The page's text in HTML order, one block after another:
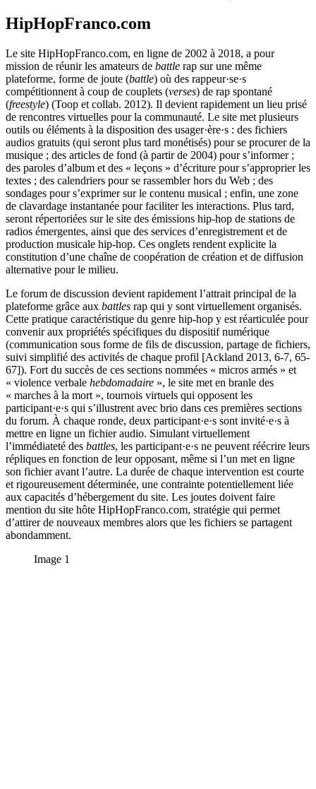
HipHopFranco.com
Le site HipHopFranco.com, en ligne de 2002 à 2018, a pour
mission de réunir les amateurs de battle rap sur une même
plateforme, forme de joute (battle) où des rappeur·se·s
compétitionnent à coup de couplets (verses) de rap spontané
(freestyle) (Toop et collab. 2012). Il devient rapidement un lieu prisé
de rencontres virtuelles pour la communauté. Le site met plusieurs
outils ou éléments à la disposition des usager·ère·s : des fichiers
audios gratuits (qui seront plus tard monétisés) pour se procurer de la
musique ; des articles de fond (à partir de 2004) pour s’informer ;
des paroles d’album et des « leçons » d’écriture pour s’approprier les
textes ; des calendriers pour se rassembler hors du Web ; des
sondages pour s’exprimer sur le contenu musical ; enfin, une zone
de clavardage instantanée pour faciliter les interactions. Plus tard,
seront répertoriées sur le site des émissions hip-hop de stations de
radios émergentes, ainsi que des services d’enregistrement et de
production musicale hip-hop. Ces onglets rendent explicite la
constitution d’une chaîne de coopération de création et de diffusion
alternative pour le milieu.
Le forum de discussion devient rapidement l’attrait principal de la
plateforme grâce aux battles rap qui y sont virtuellement organisés.
Cette pratique caractéristique du genre hip-hop y est réarticulée pour
convenir aux propriétés spécifiques du dispositif numérique
(communication sous forme de fils de discussion, partage de fichiers,
suivi simplifié des activités de chaque profil [Ackland 2013, 6-7, 65-
67]). Fort du succès de ces sections nommées « micros armés » et
« violence verbale hebdomadaire », le site met en branle des
« marches à la mort », tournois virtuels qui opposent les
participant·e·s qui s’illustrent avec brio dans ces premières sections
du forum. À chaque ronde, deux participant·e·s sont invité·e·s à
mettre en ligne un fichier audio. Simulant virtuellement
l’immédiateté des battles, les participant·e·s ne peuvent réécrire leurs
répliques en fonction de leur opposant, même si l’un met en ligne
son fichier avant l’autre. La durée de chaque intervention est courte
et rigoureusement déterminée, une contrainte potentiellement liée
aux capacités d’hébergement du site. Les joutes doivent faire
mention du site hôte HipHopFranco.com, stratégie qui permet
d’attirer de nouveaux membres alors que les fichiers se partagent
abondamment.
Image 1